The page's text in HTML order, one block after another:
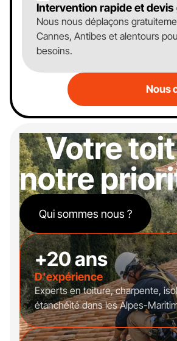
Intervention rapide et
Nous nous déplaçons
Cannes, Antibes et alentours
besoins.
Nous
Votre
notre
Qui sommes nous ?
+20 ans
D'expérience
Experts en toiture, charpente,
étanchéité dans les Alpes-